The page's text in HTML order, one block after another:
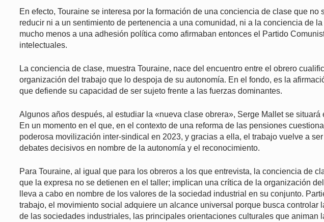
En efecto, Touraine se interesa por la formación de una conciencia de clase que no
reducir ni a un sentimiento de pertenencia a una comunidad, ni a la conciencia de
mucho menos a una adhesión política como afirmaban entonces el Partido
intelectuales.
La conciencia de clase, muestra Touraine, nace del encuentro entre el obrero
organización del trabajo que lo despoja de su autonomía. En el fondo, es la
que defiende su capacidad de ser sujeto frente a las fuerzas dominantes.
Algunos años después, al estudiar la «nueva clase obrera», Serge Mallet se situará
En un momento en el que, en el contexto de una reforma de las pensiones
poderosa movilización inter-sindical en 2023, y gracias a ella, el trabajo vuelve a
debates decisivos en nombre de la autonomía y el reconocimiento.
Para Touraine, al igual que para los obreros a los que entrevista, la conciencia de
que la expresa no se detienen en el taller; implican una crítica de la organización
lleva a cabo en nombre de los valores de la sociedad industrial en su conjunto.
trabajo, el movimiento social adquiere un alcance universal porque busca controlar
de las sociedades industriales, las principales orientaciones culturales que animan